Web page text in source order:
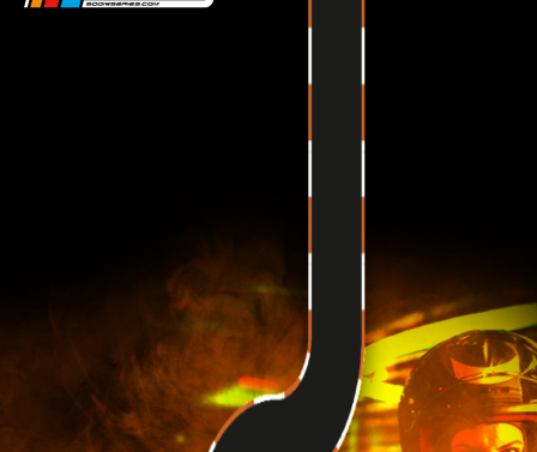
Organizujemy każdy rodzaj Eventu
Integracja firmowa
Kawalerskie, panieńskie
Urodziny i spotkania okolicznościowe
Zawody dla firm iGroup